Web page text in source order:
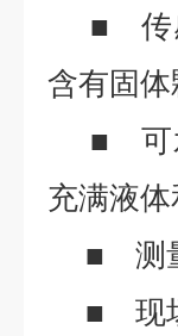
■ 传
含有固
■ 可
充满液体
■ 测
■ 现